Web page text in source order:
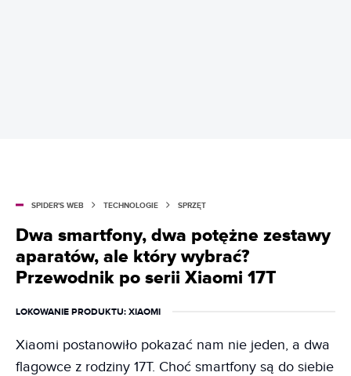
SPIDER'S WEB TECHNOLOGIE SPRZĘT
Dwa smartfony, dwa potężne zestawy
aparatów, ale który wybrać?
Przewodnik po serii Xiaomi 17T
LOKOWANIE PRODUKTU: XIAOMI
Xiaomi postanowiło pokazać nam nie jeden, a dwa
flagowce z rodziny 17T. Choć smartfony są do siebie